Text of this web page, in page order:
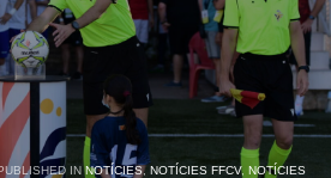
INNOTÍCIES, NOTÍCIES FFCV, NOTÍCIES